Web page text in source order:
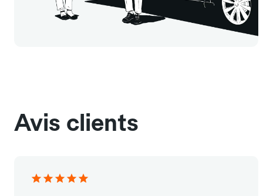
Avis clients